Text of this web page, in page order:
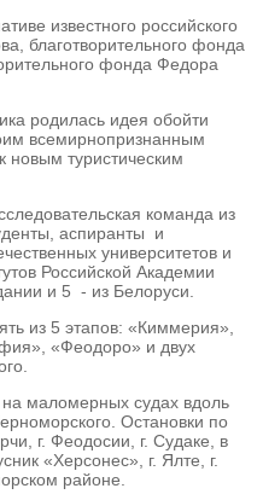
известного российского
благотворительного фонда
фонда Федора
родилась идея обойти
всемирнопризнанным
новым туристическим
команда из
аспиранты и
университетов и
Российской Академии
и 5 - из Белоруси.
из 5 этапов: «Киммерия»,
«Феодоро» и двух
маломерных судах вдоль
Остановки по
г. Феодосии, г. Судаке, в
«Херсонес», г. Ялте, г.
районе.